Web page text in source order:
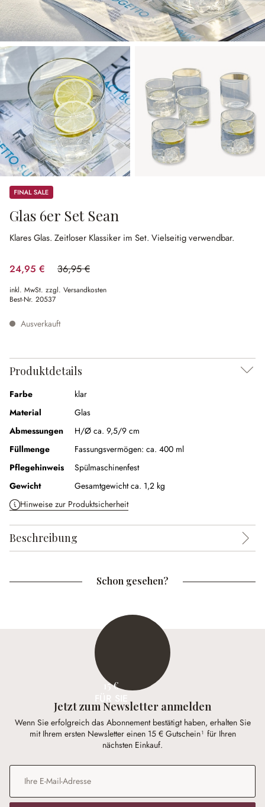
Sale
Glas 6er Set Sean
Klares Glas. Zeitloser Klassiker im Set. Vielseitig verwendbar.
24,95 € 36,95 €
(32.48% gespart)
inkl. MwSt. zzgl. Versandkosten
Best-Nr. 20537
Ausverkauft
Produktdetails
Farbe
klar
Material
Glas
Abmessungen
H/Ø ca. 9,5/9 cm
Füllmenge
Fassungsvermögen: ca. 400 ml
Pflegehinweis
Spülmaschinenfest
Gewicht
Gesamtgewicht ca. 1,2 kg
Hinweise zur Produktsicherheit
Beschreibung
Schon gesehen?
15 €
Jetzt zum Newsletter anmelden
Wenn Sie erfolgreich das Abonnement bestätigt haben, erhalten Sie
mit Ihrem ersten Newsletter einen 15 € Gutschein¹ für Ihren
nächsten Einkauf.
E-Mail-Adresse